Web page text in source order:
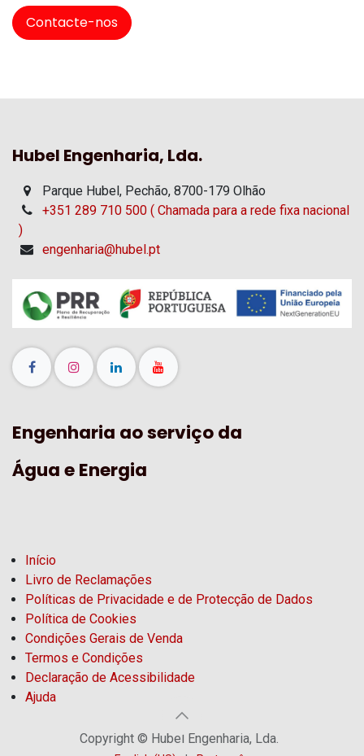
Contacte-nos
Hubel Engenharia, Lda.
Parque Hubel, Pechão, 8700-179 Olhão
+351 289 710 500 ( Chamada para a rede fixa nacional
)
engenharia@hubel.pt
Engenharia ao serviço da
Água e Energia
Início
Livro de Reclamações
Políticas de Privacidade e de Protecção de Dados
Política de Cookies
Condições Gerais de Venda
Termos e Condições
Declaração de Acessibilidade
Ajuda
Copyright © Hubel Engenharia, Lda.